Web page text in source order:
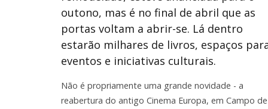
outono, mas é no final de abril que as
portas voltam a abrir-se. Lá dentro
estarão milhares de livros, espaços
eventos e iniciativas culturais.
Não é propriamente uma grande novidade - a
reabertura do antigo Cinema Europa, em Campo de